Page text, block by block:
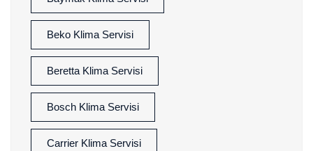
Beko Klima Servisi
Beretta Klima Servisi
Bosch Klima Servisi
Carrier Klima Servisi